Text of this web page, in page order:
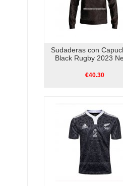
Sudaderas con
Black Rugby 2023
€40.30